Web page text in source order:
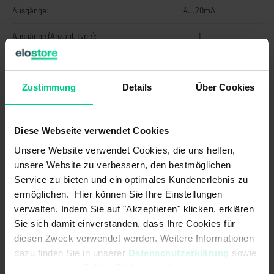
Zustimmung Details Über Cookies
Diese Webseite verwendet Cookies
Unsere Website verwendet Cookies, die uns helfen,
unsere Website zu verbessern, den bestmöglichen
Service zu bieten und ein optimales Kundenerlebnis zu
ermöglichen. Hier können Sie Ihre Einstellungen
verwalten. Indem Sie auf "Akzeptieren" klicken, erklären
Sie sich damit einverstanden, dass Ihre Cookies für
diesen Zweck verwendet werden. Weitere Informationen
dazu finden Sie in unserer Datenschutzerklärung sowie
imImpressum. Sollten Sie hiermit nicht einverstanden
Ausgänge: 4...20mA
Ausgänge (Anzahl, type): 1
Betriebsspannung max.:
Betriebsspannung min.: 10 V DC
EMV Flurförderzeuge (Norm): DIN EN 12895
EMV Land- und forstwirtschaftliche
EN ISO 14982<br>pulse 5b: max.
status C for pulse 1 and 4
Kurzschlussfestigkeit zu GND:
Kurzschlussfestigkeit zu